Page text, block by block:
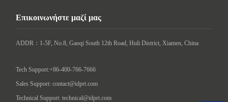
Επικοινωνήστε μαζί μας
ADDR：1-5F, No.8, Gaoqi South 12th Road, Huli District, Xiamen, China
Tech Support:+86-400-766-7666
Sales Support: contact@idprt.com
Technical Support: technical@idprt.com